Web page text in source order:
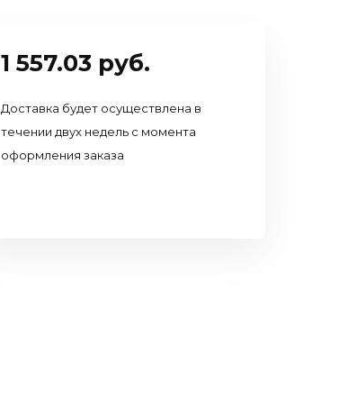
1 557.03 руб.
Доставка будет осуществлена в
течении двух недель с момента
оформления заказа